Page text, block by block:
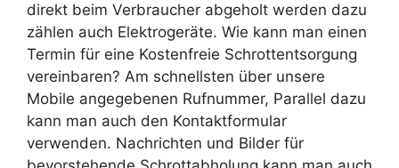
direkt beim Verbraucher abgeholt werden dazu
zählen auch Elektrogeräte. Wie kann man einen
Termin für eine Kostenfreie Schrottentsorgung
vereinbaren? Am schnellsten über unsere
Mobile angegebenen Rufnummer, Parallel dazu
kann man auch den Kontaktformular
verwenden. Nachrichten und Bilder für